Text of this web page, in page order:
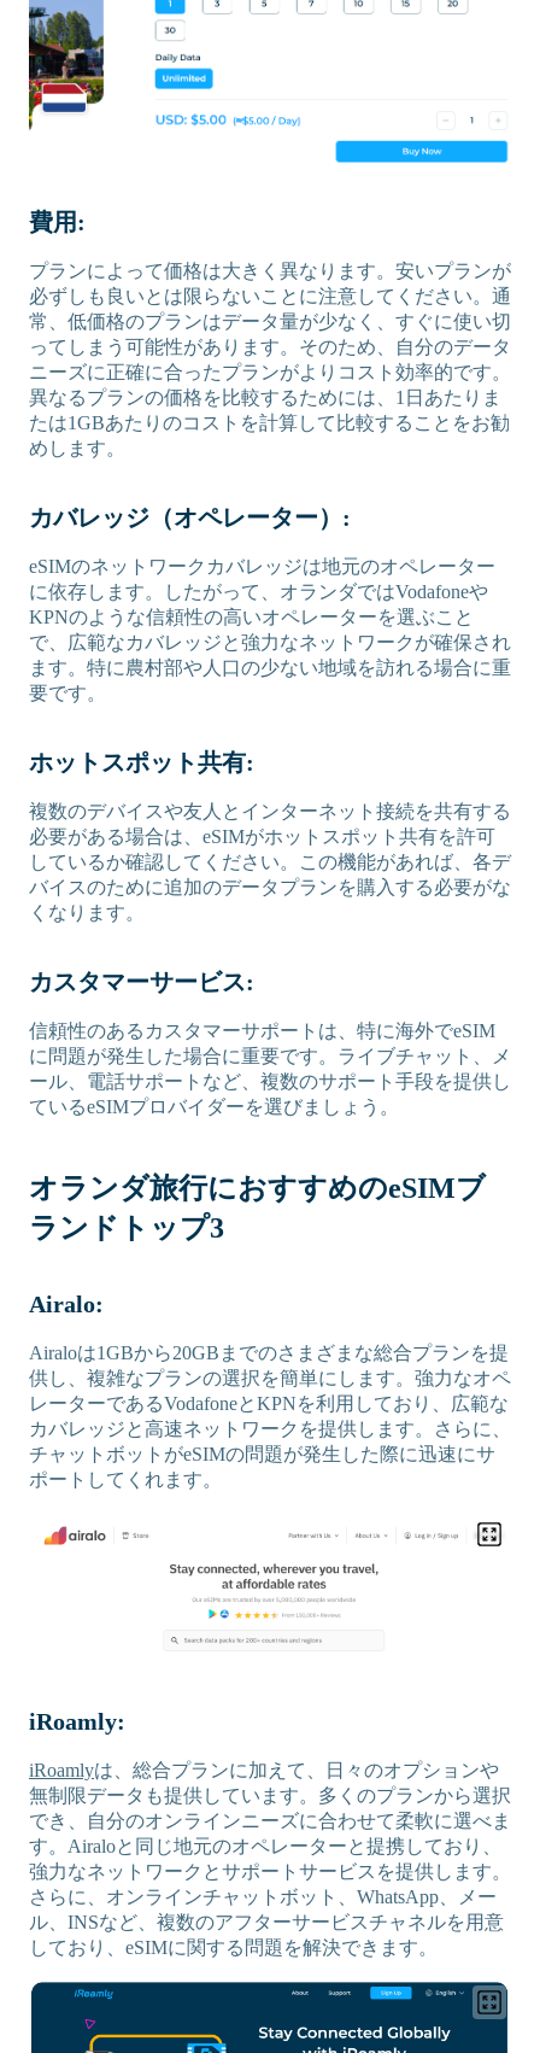
費用:
プランによって価格は大きく異なります。安いプランが
必ずしも良いとは限らないことに注意してください。通
常、低価格のプランはデータ量が少なく、すぐに使い切
ってしまう可能性があります。そのため、自分のデータ
ニーズに正確に合ったプランがよりコスト効率的です。
異なるプランの価格を比較するためには、1日あたりま
たは1GBあたりのコストを計算して比較することをお勧
めします。
カバレッジ（オペレーター）:
eSIMのネットワークカバレッジは地元のオペレーター
に依存します。したがって、オランダではVodafoneや
KPNのような信頼性の高いオペレーターを選ぶこと
で、広範なカバレッジと強力なネットワークが確保され
ます。特に農村部や人口の少ない地域を訪れる場合に重
要です。
ホットスポット共有:
複数のデバイスや友人とインターネット接続を共有する
必要がある場合は、eSIMがホットスポット共有を許可
しているか確認してください。この機能があれば、各デ
バイスのために追加のデータプランを購入する必要がな
くなります。
カスタマーサービス:
信頼性のあるカスタマーサポートは、特に海外でeSIM
に問題が発生した場合に重要です。ライブチャット、メ
ール、電話サポートなど、複数のサポート手段を提供し
ているeSIMプロバイダーを選びましょう。
オランダ旅行におすすめのeSIMブ
ランドトップ3
Airalo:
Airaloは1GBから20GBまでのさまざまな総合プランを提
供し、複雑なプランの選択を簡単にします。強力なオペ
レーターであるVodafoneとKPNを利用しており、広範な
カバレッジと高速ネットワークを提供します。さらに、
チャットボットがeSIMの問題が発生した際に迅速にサ
ポートしてくれます。
iRoamly:
iRoamlyは、総合プランに加えて、日々のオプションや
無制限データも提供しています。多くのプランから選択
でき、自分のオンラインニーズに合わせて柔軟に選べま
す。Airaloと同じ地元のオペレーターと提携しており、
強力なネットワークとサポートサービスを提供します。
さらに、オンラインチャットボット、WhatsApp、メー
ル、INSなど、複数のアフターサービスチャネルを用意
しており、eSIMに関する問題を解決できます。